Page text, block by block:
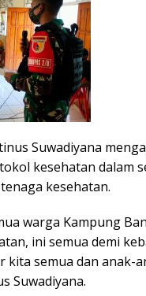
Suwadiyana
kesehatan dalam
kesehatan.
warga Kampung
ini semua demi
kita semua dan anak-
Suwadiyana.